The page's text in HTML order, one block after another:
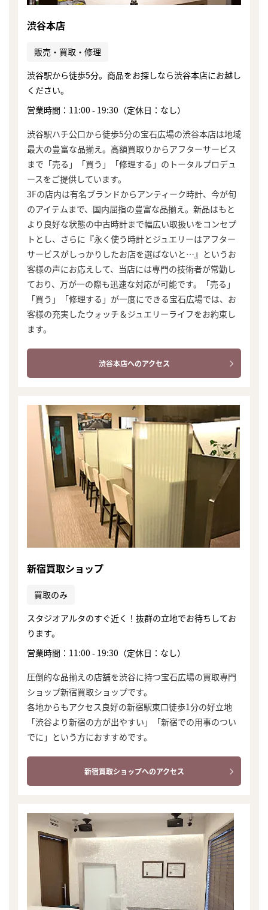
渋谷本店
販売・買取・修理
渋谷駅から徒歩5分。商品をお探しなら渋谷本店にお越し
ください。
営業時間：11:00 - 19:30（定休日：なし）
渋谷駅ハチ公口から徒歩5分の宝石広場の渋谷本店は地域
最大の豊富な品揃え。高額買取りからアフターサービス
まで「売る」「買う」「修理する」のトータルプロデュ
ースをご提供しています。
3Fの店内は有名ブランドからアンティーク時計、今が旬
のアイテムまで、国内屈指の豊富な品揃え。新品はもと
より良好な状態の中古時計まで幅広い取扱いをコンセプ
トとし、さらに『永く使う時計とジュエリーはアフター
サービスがしっかりしたお店を選ばないと…』というお
客様の声にお応えして、当店には専門の技術者が常勤し
ており、万が一の際も迅速な対応が可能です。「売る」
「買う」「修理する」が一度にできる宝石広場では、お
客様の充実したウォッチ＆ジュエリーライフをお約束し
ます。
渋谷本店へのアクセス
新宿買取ショップ
買取のみ
スタジオアルタのすぐ近く！抜群の立地でお待ちしてお
ります。
営業時間：11:00 - 19:30（定休日：なし）
圧倒的な品揃えの店舗を渋谷に持つ宝石広場の買取専門
ショップ新宿買取ショップです。
各地からもアクセス良好の新宿駅東口徒歩1分の好立地
「渋谷より新宿の方が出やすい」「新宿での用事のつい
でに」という方におすすめです。
新宿買取ショップへのアクセス
まずは
かんたん30秒でお試し査定